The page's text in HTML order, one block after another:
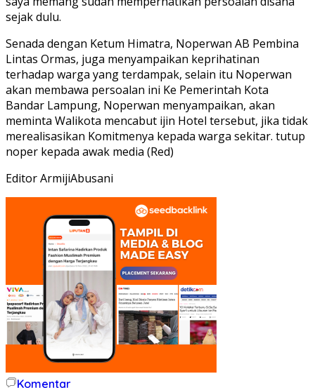
sejak dulu.
Senada dengan Ketum Himatra, Noperwan AB Pembina
Lintas Ormas, juga menyampaikan keprihatinan
terhadap warga yang terdampak, selain itu Noperwan
akan membawa persoalan ini Ke Pemerintah Kota
Bandar Lampung, Noperwan menyampaikan, akan
meminta Walikota mencabut ijin Hotel tersebut, jika tidak
merealisasikan Komitmenya kepada warga sekitar. tutup
noper kepada awak media (Red)
Editor ArmijiAbusani
Komentar